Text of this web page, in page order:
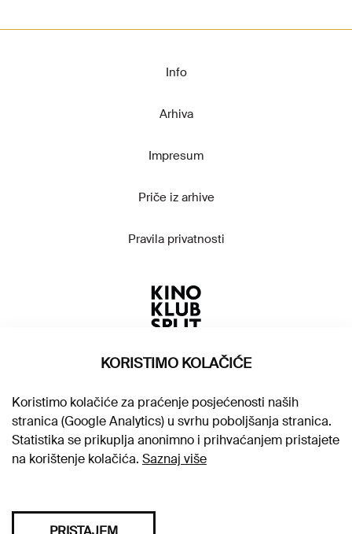
Info
Arhiva
Impresum
Priče iz arhive
Pravila privatnosti
KORISTIMO KOLAČIĆE
Koristimo kolačiće za praćenje posjećenosti naših
stranica (Google Analytics) u svrhu poboljšanja stranica.
Statistika se prikuplja anonimno i prihvaćanjem pristajete
na korištenje kolačića. Saznaj više